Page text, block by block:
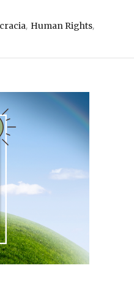
, Human Rights,